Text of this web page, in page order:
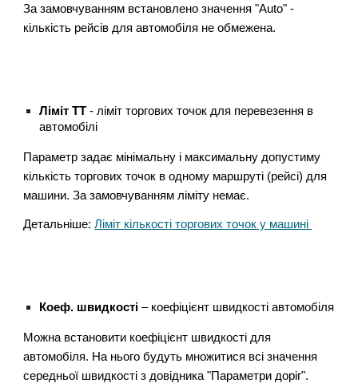
За замовчуванням встановлено значення "Auto" -
кількість рейсів для автомобіля не обмежена.
Ліміт ТТ- ліміт торгових точок для перевезення в
автомобілі
Параметр задає мінімальну і максимальну допустиму
кількість торгових точок в одному маршруті (рейсі) для
машини. За замовчуванням ліміту немає.
Детальніше:Ліміт кількості торгових точок у машині
Коеф. швидкості–коефіцієнт швидкості автомобіля
Можна встановити коефіцієнт швидкості для
автомобіля. На нього будуть множитися всі значення
середньої швидкості з довідника "Параметри доріг".